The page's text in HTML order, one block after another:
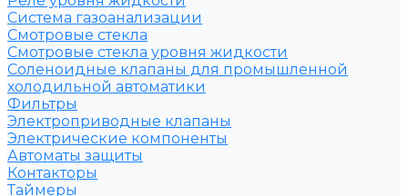
Система газоанализации
Смотровые стекла
Смотровые стекла уровня жидкости
Соленоидные клапаны для промышленной
холодильной автоматики
Фильтры
Электроприводные клапаны
Электрические компоненты
Автоматы защиты
Контакторы
Таймеры